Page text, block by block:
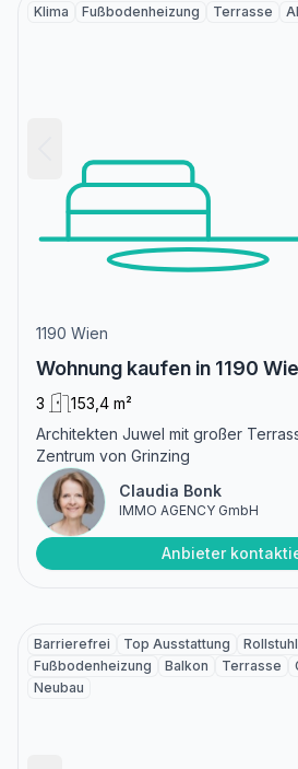
Klima Fußbodenheizung Terrasse
1190 Wien
Wohnung kaufen in 1190
3
153,4 m²
Architekten Juwel mit großer
Zentrum von Grinzing
Claudia Bonk
IMMO AGENCY GmbH
Anbieter
Barrierefrei Top Ausstattung
Fußbodenheizung
Balkon Terrasse
Neubau